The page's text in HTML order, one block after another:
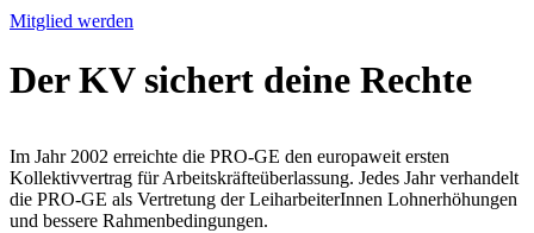
Mitglied werden
Der KV sichert deine Rechte
Im Jahr 2002 erreichte die PRO-GE den europaweit ersten
Kollektivvertrag für Arbeitskräfteüberlassung. Jedes Jahr verhandelt
die PRO-GE als Vertretung der LeiharbeiterInnen Lohnerhöhungen
und bessere Rahmenbedingungen.